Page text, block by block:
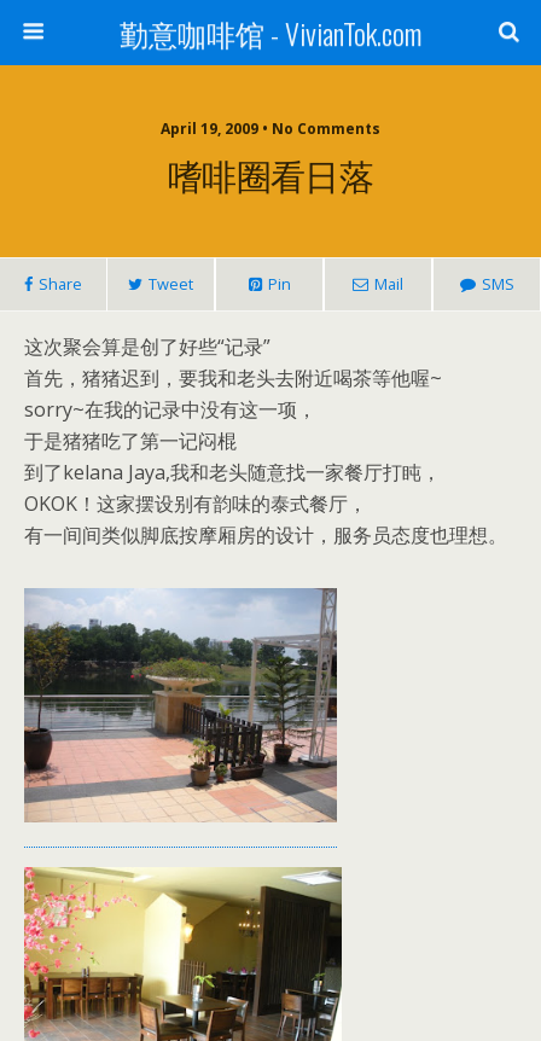
勤意咖啡馆 - VivianTok.com
April 19, 2009 • No Comments
嗜啡圈看日落
Share Tweet Pin Mail SMS
这次聚会算是创了好些“记录”
首先，猪猪迟到，要我和老头去附近喝茶等他喔~
sorry~在我的记录中没有这一项，
于是猪猪吃了第一记闷棍
到了kelana Jaya,我和老头随意找一家餐厅打盹，
OKOK！这家摆设别有韵味的泰式餐厅，
有一间间类似脚底按摩厢房的设计，服务员态度也理想。